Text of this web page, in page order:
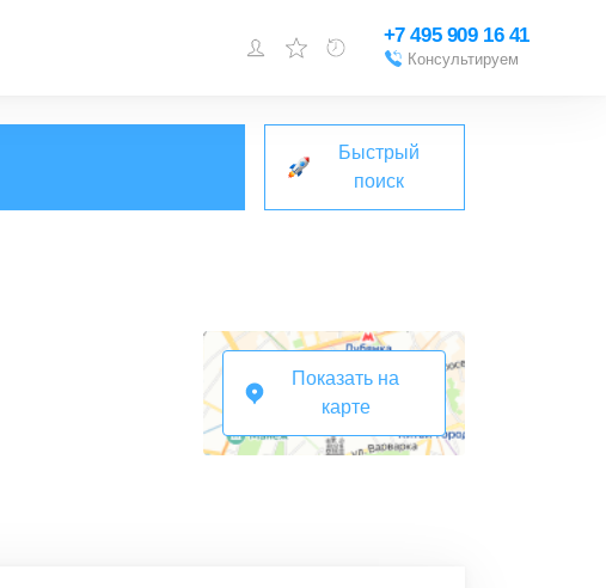
зарегистрироваться
Добавить объект
+7 495 909 16 41
Консультируем
Быстрый
поиск
Показать на
карте